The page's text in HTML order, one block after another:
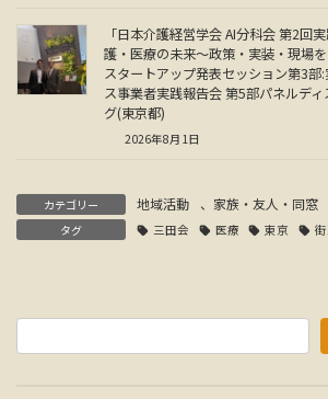
「日本介護経営学会 AI分科会 第2回
護・医療の未来～政策・実装・現場
スタートアップ発表セッション第3部
ス事業者実践報告会 第5部パネルデ
グ(東京都)
2026年8月1日
カテゴリー 地域活動 、 家族・友人・同窓
タグ 三田会 医療 東京